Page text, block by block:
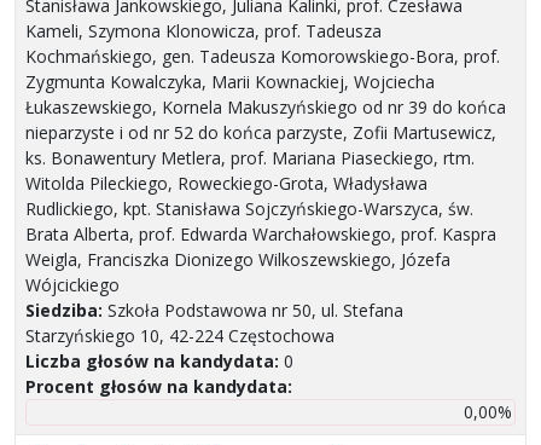
Stanisława Jankowskiego, Juliana Kalinki, prof. Czesława
Kameli, Szymona Klonowicza, prof. Tadeusza
Kochmańskiego, gen. Tadeusza Komorowskiego-Bora, prof.
Zygmunta Kowalczyka, Marii Kownackiej, Wojciecha
Łukaszewskiego, Kornela Makuszyńskiego od nr 39 do końca
nieparzyste i od nr 52 do końca parzyste, Zofii Martusewicz,
ks. Bonawentury Metlera, prof. Mariana Piaseckiego, rtm.
Witolda Pileckiego, Roweckiego-Grota, Władysława
Rudlickiego, kpt. Stanisława Sojczyńskiego-Warszyca, św.
Brata Alberta, prof. Edwarda Warchałowskiego, prof. Kaspra
Weigla, Franciszka Dionizego Wilkoszewskiego, Józefa
Wójcickiego
Siedziba: Szkoła Podstawowa nr 50, ul. Stefana
Starzyńskiego 10, 42-224 Częstochowa
Liczba głosów na kandydata: 0
Procent głosów na kandydata:
0,00%